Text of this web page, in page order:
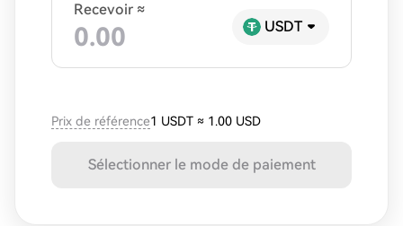
Recevoir ≈
USDT
Prix de référence1 USDT ≈ 1.00 USD
Sélectionner le mode de paiement